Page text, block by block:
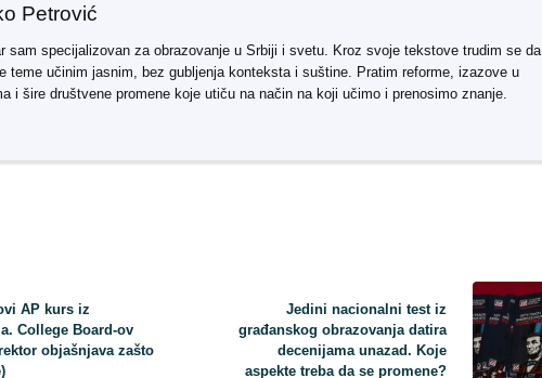
Petrović
sam specijalizovan za obrazovanje u Srbiji i svetu. Kroz svoje tekstove trudim se da
teme učinim jasnim, bez gubljenja konteksta i suštine. Pratim reforme, izazove u
i šire društvene promene koje utiču na način na koji učimo i prenosimo znanje.
AP kurs iz
College Board-ov
objašnjava zašto
Jedini nacionalni test iz
građanskog obrazovanja datira
decenijama unazad. Koje
aspekte treba da se promene?